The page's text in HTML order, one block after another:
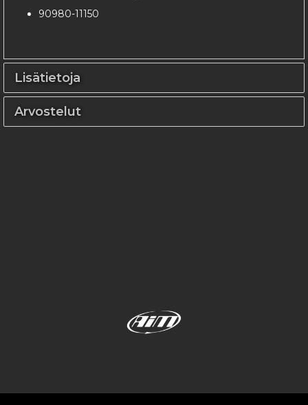
90980-11150
Lisätietoja
Arvostelut